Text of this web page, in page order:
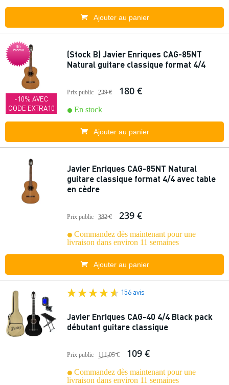
Ajouter au panier
En
Promo
-10% AVEC
CODE EXTRA10
(Stock B) Javier Enriques CAG-85NT
Natural guitare classique format 4/4
Prix public 239 € 180 €
En stock
Ajouter au panier
Javier Enriques CAG-85NT Natural
guitare classique format 4/4 avec table
en cèdre
Prix public 382 € 239 €
Commandez dès maintenant pour une
livraison dans environ 11 semaines
Ajouter au panier
156 avis
Javier Enriques CAG-40 4/4 Black pack
débutant guitare classique
Prix public 111,95 € 109 €
Commandez dès maintenant pour une
livraison dans environ 11 semaines